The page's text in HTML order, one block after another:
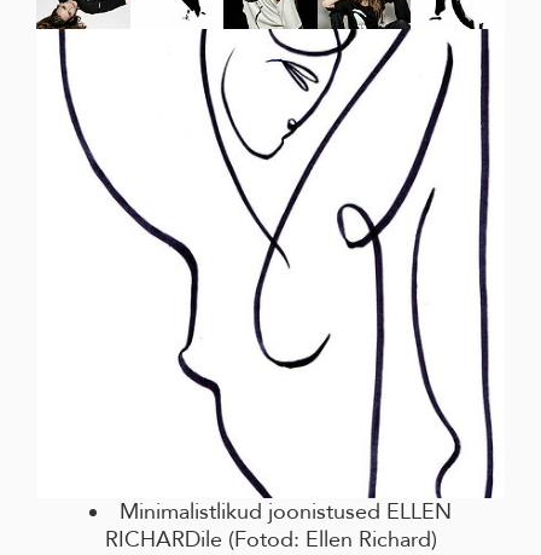
Minimalistlikud joonistused ELLEN
RICHARDile (Fotod: Ellen Richard)